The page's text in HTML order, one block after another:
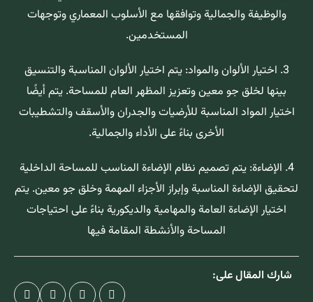
والوظيفة والجمالية وتوافقها مع الأسلوب المعماري وتوجهات
المستخدمين.
3. اختيار الألوان والمواد: يتم اختيار الألوان المناسبة والتنسيق
بينها لخلق جو معين وتعزيز المظهر العام للمساحة. يتم أيضًا
اختيار المواد المناسبة للأرضيات والجدران والأسقف والتشطيبات
الأخرى بناءً على الأداء والجمالية.
4. الإضاءة: يتم تصميم نظام الإضاءة المناسب للمساحة الداخلية
لتحقيق الإضاءة المناسبة وإبراز الأجزاء المهمة وخلق جو معين. يتم
اختيار الإضاءة العامة والمهامية والديكورية بناءً على احتياجات
المساحة والأنشطة المقامة فيها
شارك المقال على: